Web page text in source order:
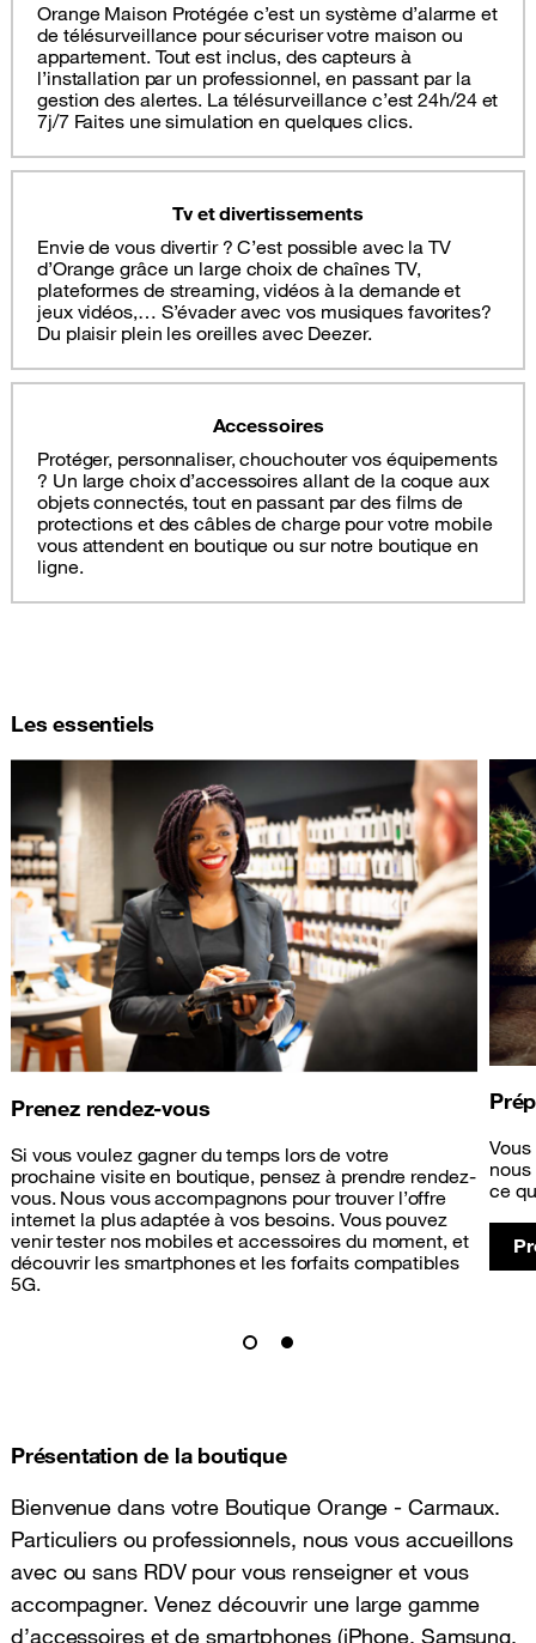
Orange Maison Protégée c’est un système d’alarme et
de télésurveillance pour sécuriser votre maison ou
appartement. Tout est inclus, des capteurs à
l’installation par un professionnel, en passant par la
gestion des alertes. La télésurveillance c’est 24h/24 et
7j/7 Faites une simulation en quelques clics.
Tv et divertissements
Envie de vous divertir ? C’est possible avec la TV
d’Orange grâce un large choix de chaînes TV,
plateformes de streaming, vidéos à la demande et
jeux vidéos,… S’évader avec vos musiques favorites?
Du plaisir plein les oreilles avec Deezer.
Accessoires
Protéger, personnaliser, chouchouter vos équipements
? Un large choix d’accessoires allant de la coque aux
objets connectés, tout en passant par des films de
protections et des câbles de charge pour votre mobile
vous attendent en boutique ou sur notre boutique en
ligne.
Les essentiels
Prenez rendez-vous
Si vous voulez gagner du temps lors de votre
prochaine visite en boutique, pensez à prendre rendez-
vous. Nous vous accompagnons pour trouver l’offre
internet la plus adaptée à vos besoins. Vous pouvez
venir tester nos mobiles et accessoires du moment, et
découvrir les smartphones et les forfaits compatibles
5G.
ce
Présentation de la boutique
Bienvenue dans votre Boutique Orange - Carmaux.
Particuliers ou professionnels, nous vous accueillons
avec ou sans RDV pour vous renseigner et vous
accompagner. Venez découvrir une large gamme
d’accessoires et de smartphones (iPhone, Samsung,